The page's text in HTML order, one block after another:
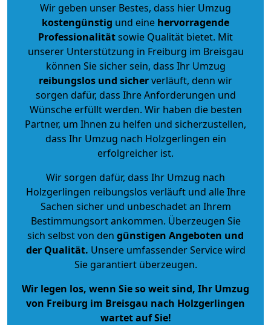
Wir geben unser Bestes, dass hier Umzug
kostengünstig und eine hervorragende
Professionalitätsowie Qualität bietet. Mit
unserer Unterstützung in Freiburg im Breisgau
können Sie sicher sein, dass Ihr Umzug
reibungslos und sicherverläuft, denn wir
sorgen dafür, dass Ihre Anforderungen und
Wünsche erfüllt werden. Wir haben die besten
Partner, um Ihnen zu helfen und sicherzustellen,
dass Ihr Umzug nach Holzgerlingen ein
erfolgreicher ist.
Wir sorgen dafür, dass Ihr Umzug nach
Holzgerlingen reibungslos verläuft und alle Ihre
Sachen sicher und unbeschadet an Ihrem
Bestimmungsort ankommen. Überzeugen Sie
sich selbst von den günstigen Angeboten und
der Qualität. Unsere umfassender Service wird
Sie garantiert überzeugen.
Wir legen los, wenn Sie so weit sind, Ihr Umzug
von Freiburg im Breisgau nach Holzgerlingen
wartet auf Sie!